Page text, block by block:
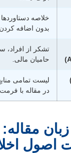
خلاصه
بدون اضافه
تشکر از افراد،
حامیان مالی.
لیست تمامی
در مقاله با
اصول